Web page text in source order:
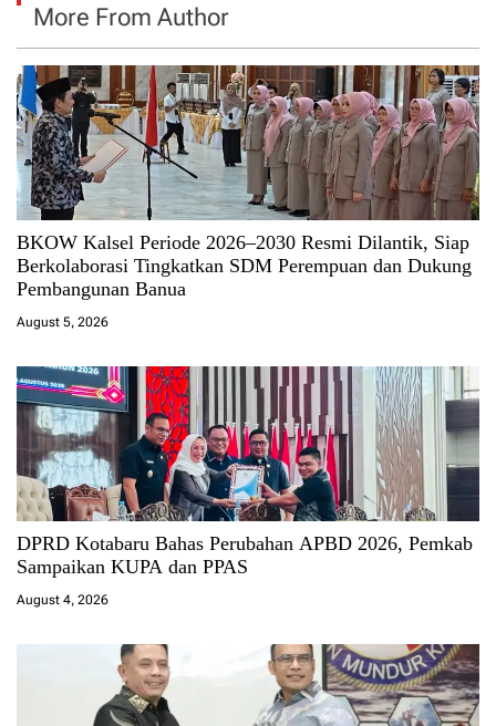
More From Author
BKOW Kalsel Periode 2026–2030 Resmi Dilantik, Siap
Berkolaborasi Tingkatkan SDM Perempuan dan Dukung
Pembangunan Banua
August 5, 2026
DPRD Kotabaru Bahas Perubahan APBD 2026, Pemkab
Sampaikan KUPA dan PPAS
August 4, 2026